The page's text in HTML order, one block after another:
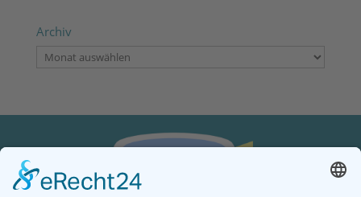
Archiv
Archiv